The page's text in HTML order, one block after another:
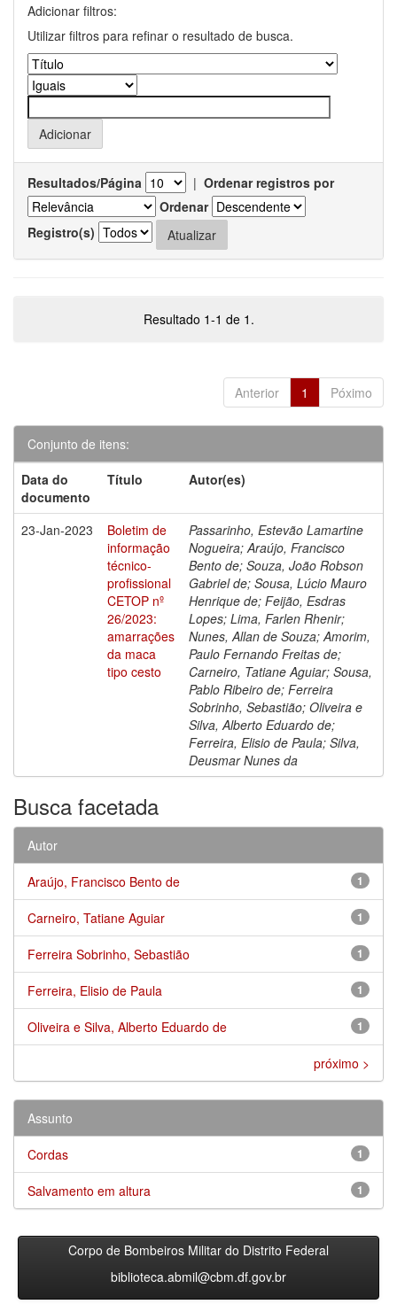
Adicionar filtros:
Utilizar filtros para refinar o resultado de busca.
Resultados/Página | Ordenar registros por
Ordenar
Registro(s)
Resultado 1-1 de 1.
Anterior 1 Póximo
Conjunto de itens:
Data do
documento
Título Autor(es)
23-Jan-2023
Boletim de
informação
técnico-
profissional
CETOP nº
26/2023:
amarrações
da maca
tipo cesto
Passarinho, Estevão Lamartine
Nogueira; Araújo, Francisco
Bento de; Souza, João Robson
Gabriel de; Sousa, Lúcio Mauro
Henrique de; Feijão, Esdras
Lopes; Lima, Farlen Rhenir;
Nunes, Allan de Souza; Amorim,
Paulo Fernando Freitas de;
Carneiro, Tatiane Aguiar; Sousa,
Pablo Ribeiro de; Ferreira
Sobrinho, Sebastião; Oliveira e
Silva, Alberto Eduardo de;
Ferreira, Elisio de Paula; Silva,
Deusmar Nunes da
Busca facetada
Autor
1
Araújo, Francisco Bento de
1
Carneiro, Tatiane Aguiar
1
Ferreira Sobrinho, Sebastião
1
Ferreira, Elisio de Paula
1
Oliveira e Silva, Alberto Eduardo de
próximo >
Assunto
1
Cordas
1
Salvamento em altura
Corpo de Bombeiros Militar do Distrito Federal
biblioteca.abmil@cbm.df.gov.br